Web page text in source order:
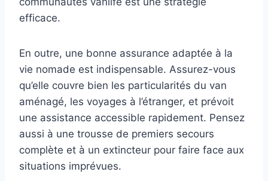
efficace.
En outre, une bonne assurance adaptée à la
vie nomade est indispensable. Assurez-vous
qu’elle couvre bien les particularités du van
aménagé, les voyages à l’étranger, et prévoit
une assistance accessible rapidement. Pensez
aussi à une trousse de premiers secours
complète et à un extincteur pour faire face aux
situations imprévues.